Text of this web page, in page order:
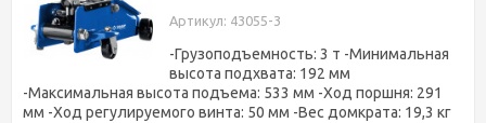
Артикул: 43055-3
-Грузоподъемность: 3 т -Минимальная
высота подхвата: 192 мм
-Максимальная высота подъема: 533 мм -Ход поршня: 291
мм -Ход регулируемого винта: 50 мм -Вес домкрата: 19,3 кг